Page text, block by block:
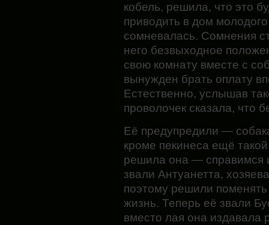
кобель, решила, что это
приводить в дом
сомневалась. Сомнения
него безвыходное
свою комнату вместе с
вынужден брать оплату
Естественно, услышав
проволочек сказала, что
Её предупредили —
кроме пекинеса ещё
решила она — справимся
звали Антуанетта,
поэтому решили
жизнь. Теперь её звали
вместо лая она издавала